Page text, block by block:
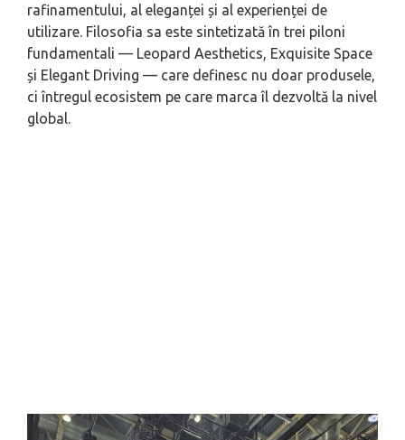
rafinamentului, al eleganței și al experienței de
utilizare. Filosofia sa este sintetizată în trei piloni
fundamentali — Leopard Aesthetics, Exquisite Space
și Elegant Driving — care definesc nu doar produsele,
ci întregul ecosistem pe care marca îl dezvoltă la nivel
global.